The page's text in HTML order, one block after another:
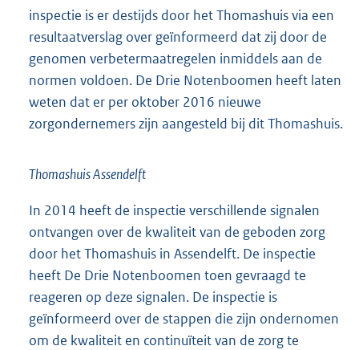
inspectie is er destijds door het Thomashuis via een
resultaatverslag over geïnformeerd dat zij door de
genomen verbetermaatregelen inmiddels aan de
normen voldoen. De Drie Notenboomen heeft laten
weten dat er per oktober 2016 nieuwe
zorgondernemers zijn aangesteld bij dit Thomashuis.
Thomashuis Assendelft
In 2014 heeft de inspectie verschillende signalen
ontvangen over de kwaliteit van de geboden zorg
door het Thomashuis in Assendelft. De inspectie
heeft De Drie Notenboomen toen gevraagd te
reageren op deze signalen. De inspectie is
geïnformeerd over de stappen die zijn ondernomen
om de kwaliteit en continuïteit van de zorg te